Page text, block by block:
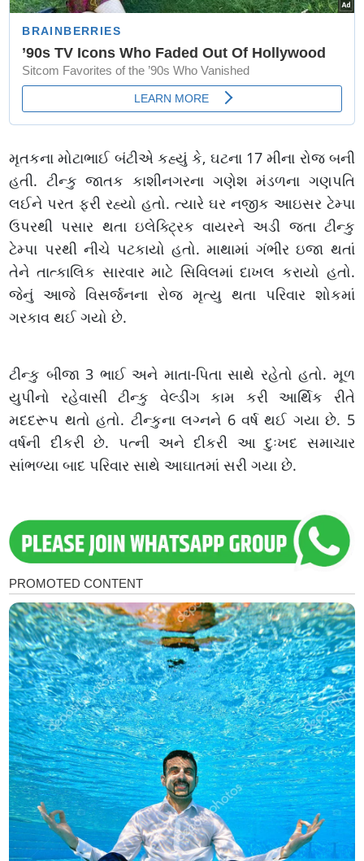
મૃતકના મોટાભાઈ બંટીએ કહ્યું કે, ઘટના 17 મીના રોજ બની
હતી. ટીન્કુ જાતક કાશીનગરના ગણેશ મંડળના ગણપતિ
લઈને પરત ફરી રહ્યો હતો. ત્યારે ઘર નજીક આઇસર ટેમ્પા
ઉપરથી પસાર થતા ઇલેક્ટ્રિક વાયરને અડી જતા ટીન્કુ
ટેમ્પા પરથી નીચે પટકાયો હતો. માથામાં ગંભીર ઇજા થતાં
તેને તાત્કાલિક સારવાર માટે સિવિલમાં દાખલ કરાયો હતો.
જેનું આજે વિસર્જનના રોજ મૃત્યુ થતા પરિવાર શોકમાં
ગરકાવ થઈ ગયો છે.
ટીન્કુ બીજા 3 ભાઈ અને માતા-પિતા સાથે રહેતો હતો. મૂળ
યુપીનો રહેવાસી ટીન્કુ વેલ્ડીંગ કામ કરી આર્થિક રીતે
મદદરૂપ થતો હતો. ટીન્કુના લગ્નને 6 વર્ષ થઈ ગયા છે. 5
વર્ષની દીકરી છે. પત્ની અને દીકરી આ દુઃખદ સમાચાર
સાંભળ્યા બાદ પરિવાર સાથે આઘાતમાં સરી ગયા છે.